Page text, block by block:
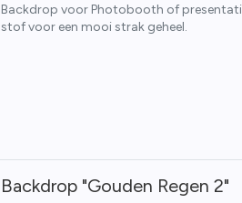
Backdrop voor Photobooth of
stof voor een mooi strak geheel.
Backdrop "Gouden Regen 2"